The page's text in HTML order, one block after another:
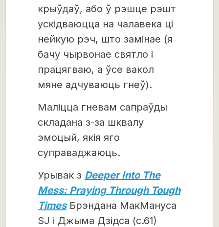
крыўдаў, або ў рэшце рэшт
ускідваюцца на чалавека ці
нейкую рэч, што замінае (я
бачу чырвонае святло і
працягваю, а ўсе вакол
мяне адчуваюць гнеў).
Маліцца гневам сапраўды
складана з-за шквалу
эмоцый, якія яго
суправаджаюць.
Урывак з Deeper Into The
Mess: Praying Through Tough
TimesБрэндана МакМануса
SJ і Джыма Дзідса (с.61)